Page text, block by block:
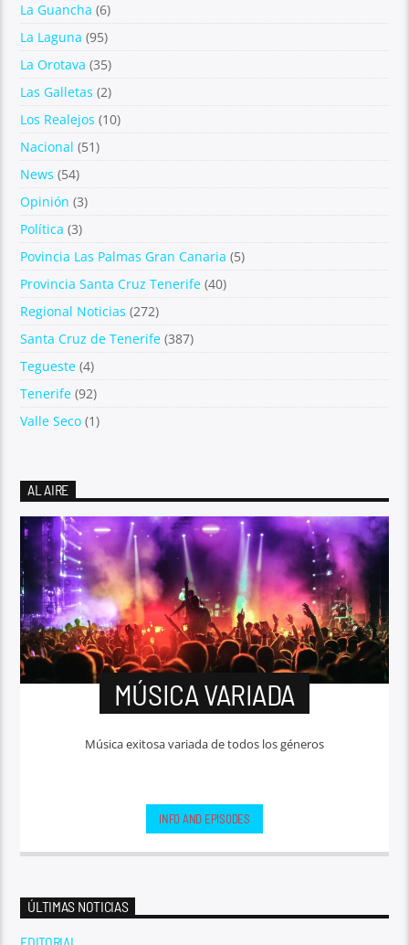
La Guancha (6)
La Laguna (95)
La Orotava (35)
Las Galletas (2)
Los Realejos (10)
Nacional (51)
News (54)
Opinión (3)
Política (3)
Povincia Las Palmas Gran Canaria (5)
Provincia Santa Cruz Tenerife (40)
Regional Noticias (272)
Santa Cruz de Tenerife (387)
Tegueste (4)
Tenerife (92)
Valle Seco (1)
AL AIRE
MÚSICA VARIADA
Música exitosa variada de todos los géneros
INFO AND EPISODES
ÚLTIMAS NOTICIAS